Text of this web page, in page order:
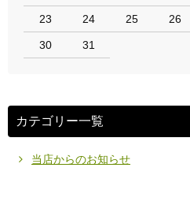
23 24 25 26
30 31
カテゴリー一覧
当店からのお知らせ